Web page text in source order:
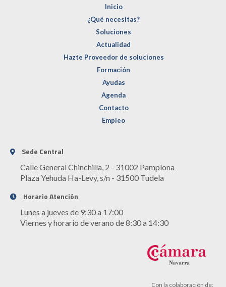
Inicio
¿Qué necesitas?
Soluciones
Actualidad
Hazte Proveedor de soluciones
Formación
Ayudas
Agenda
Contacto
Empleo
Sede Central
Calle General Chinchilla, 2 - 31002 Pamplona
Plaza Yehuda Ha-Levy, s/n - 31500 Tudela
Horario Atención
Lunes a jueves de 9:30 a 17:00
Viernes y horario de verano de 8:30 a 14:30
Con la colaboración de: